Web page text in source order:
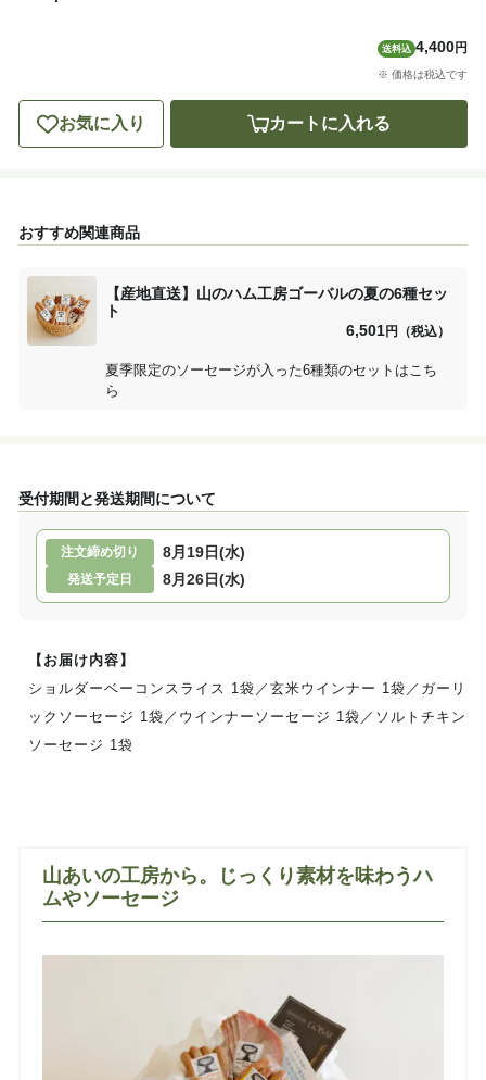
送料込 4,400円
※ 価格は税込です
お気に入り カートに入れる
おすすめ関連商品
【産地直送】山のハム工房ゴーバルの夏の6種セッ
ト
6,501円（税込）
夏季限定のソーセージが入った6種類のセットはこち
ら
受付期間と発送期間について
注文締め切り 8月19日(水)
発送予定日 8月26日(水)
【お届け内容】
ショルダーベーコンスライス 1袋／玄米ウインナー 1袋／ガーリ
ックソーセージ 1袋／ウインナーソーセージ 1袋／ソルトチキン
ソーセージ 1袋
山あいの工房から。じっくり素材を味わうハ
ムやソーセージ